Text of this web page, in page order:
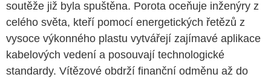
soutěže již byla spuštěna. Porota oceňuje inženýry z
celého světa, kteří pomocí energetických řetězů z
vysoce výkonného plastu vytvářejí zajímavé aplikace
kabelových vedení a posouvají technologické
standardy. Vítězové obdrží finanční odměnu až do